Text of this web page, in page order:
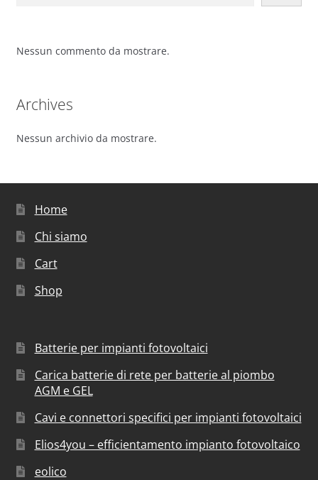
Nessun commento da mostrare.
Archives
Nessun archivio da mostrare.
Home
Chi siamo
Cart
Shop
Batterie per impianti fotovoltaici
Carica batterie di rete per batterie al piombo
AGM e GEL
Cavi e connettori specifici per impianti fotovoltaici
Elios4you – efficientamento impianto fotovoltaico
eolico